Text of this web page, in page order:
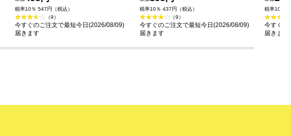
税率10％ 547円（税込）
（9）
今すぐのご注文で最短今日(2026/08/09)
届きます
税率10％ 437円（税込）
（9）
今すぐのご注文で最短今日(2026/08/09)
届きます
税率10％
今すぐの
届きます